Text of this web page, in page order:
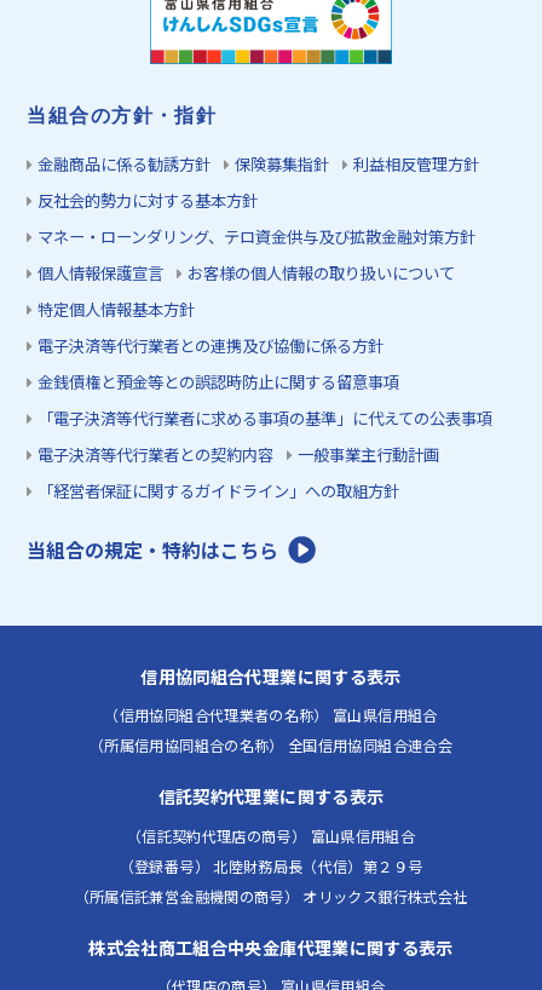
当組合の方針・指針
金融商品に係る勧誘方針 保険募集指針
利益相反管理方針
反社会的勢力に対する基本方針
マネー・ローンダリング、テロ資金供与及び拡散金融対策方針
個人情報保護宣言
お客様の個人情報の取り扱いについて
特定個人情報基本方針
電子決済等代行業者との連携及び協働に係る方針
金銭債権と預金等との誤認時防止に関する留意事項
「電子決済等代行業者に求める事項の基準」に代えての公表事項
電子決済等代行業者との契約内容
一般事業主行動計画
「経営者保証に関するガイドライン」への取組方針
当組合の規定・特約はこちら
信用協同組合代理業に関する表示
（信用協同組合代理業者の名称） 富山県信用組合
（所属信用協同組合の名称） 全国信用協同組合連合会
信託契約代理業に関する表示
（信託契約代理店の商号） 富山県信用組合
（登録番号） 北陸財務局長（代信）第２９号
（所属信託兼営金融機関の商号） オリックス銀行株式会社
株式会社商工組合中央金庫代理業に関する表示